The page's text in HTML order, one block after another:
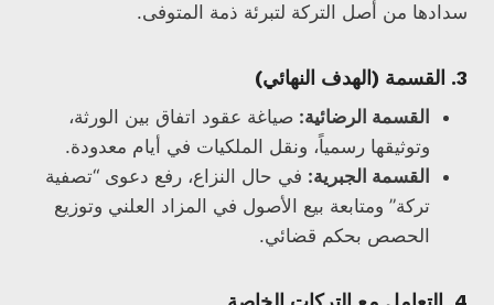
سدادها من أصل التركة لتبرئة ذمة المتوفى.
3. القسمة (الهدف النهائي)
القسمة الرضائية: صياغة عقود اتفاق بين الورثة،
وتوثيقها رسمياً، ونقل الملكيات في أيام معدودة.
القسمة الجبرية: في حال النزاع، رفع دعوى “تصفية
تركة” ومتابعة بيع الأصول في المزاد العلني وتوزيع
الحصص بحكم قضائي.